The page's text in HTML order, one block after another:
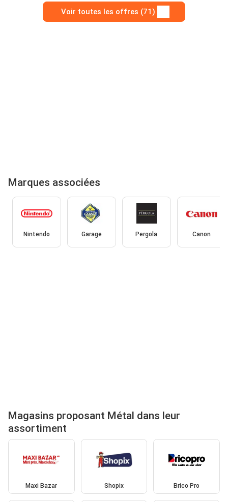
Voir toutes les offres (71)
Marques associées
Nintendo Garage Pergola Canon
Magasins proposant Métal dans leur
assortiment
Maxi Bazar Shopix Brico Pro